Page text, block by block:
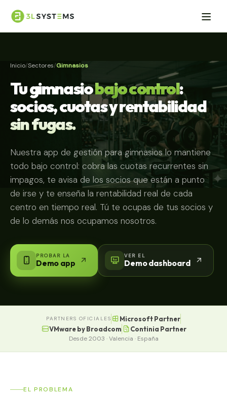
Inicio Sectores Gimnasios
Tu gimnasiobajo control:
socios, cuotas y rentabilidad
sin fugas.
Nuestra app de gestión para gimnasios lo mantiene
todo bajo control: cobra las cuotas recurrentes sin
impagos, te avisa de los socios que están a punto
de irse y te enseña la rentabilidad real de cada
centro en tiempo real. Tú te ocupas de tus socios y
de lo demás nos ocupamos nosotros.
PROBAR LA
Demo app
VER EL
Demo dashboard
PARTNERS OFICIALES
Microsoft Partner
VMware by Broadcom
Continia Partner
Desde 2003 · Valencia · España
EL PROBLEMA